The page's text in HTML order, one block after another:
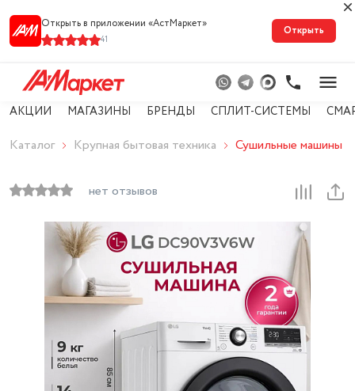
Открыть в приложении «АстМарке‪т‬»
41
Открыть
АКЦИИ МАГАЗИНЫ БРЕНДЫ СПЛИТ-СИСТЕМЫ
Каталог Крупная бытовая техника Сушильные машины
нет отзывов